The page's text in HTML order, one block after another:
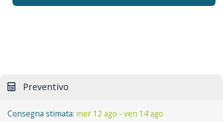
Preventivo
Consegna stimata: mer 12 ago - ven 14 ago